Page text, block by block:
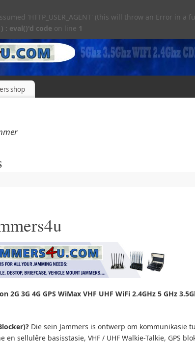
'HTTP_USER_AGENT' (this will throw an Error in a
: eval()'d code on line 1
shop
2G 3G 4G GPS WiMax VHF UHF WiFi 2.4GHz 5 GHz
Die sein Jammers is ontwerp om kommunikasie
sellulêre basisstasie, VHF / UHF Walkie-Talkie, GPS